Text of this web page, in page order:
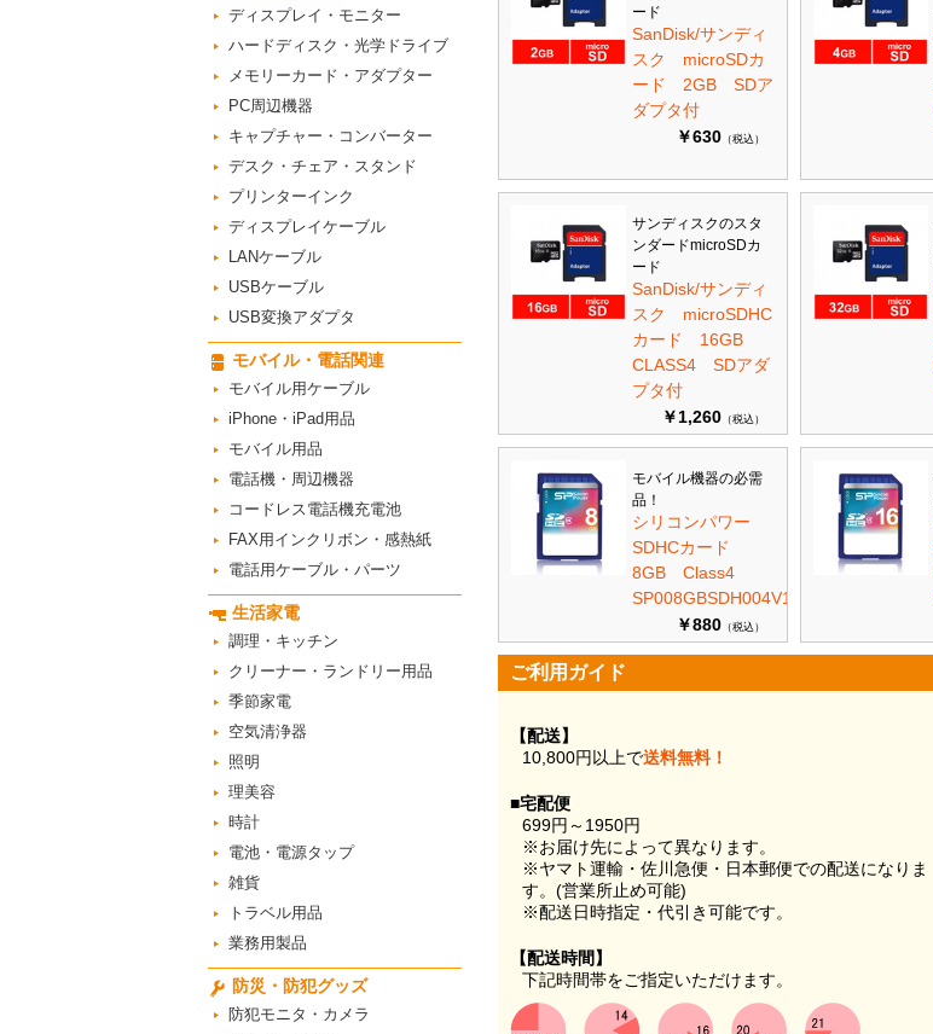
ディスプレイ・モニター
ハードディスク・光学ドライブ
メモリーカード・アダプター
PC周辺機器
キャプチャー・コンバーター
デスク・チェア・スタンド
プリンターインク
ディスプレイケーブル
LANケーブル
USBケーブル
USB変換アダプタ
モバイル・電話関連
モバイル用ケーブル
iPhone・iPad用品
モバイル用品
電話機・周辺機器
コードレス電話機充電池
FAX用インクリボン・感熱紙
電話用ケーブル・パーツ
生活家電
調理・キッチン
クリーナー・ランドリー用品
季節家電
空気清浄器
照明
理美容
時計
電池・電源タップ
雑貨
トラベル用品
業務用製品
防災・防犯グッズ
防犯モニタ・カメラ
ード
SanDisk/サンディ
スク microSDカ
ード 2GB SDア
ダプタ付
￥630 （税込）
サンディスクのスタ
ンダードmicroSDカ
ード
SanDisk/サンディ
スク microSDHC
カード 16GB
CLASS4 SDアダ
プタ付
￥1,260 （税込）
モバイル機器の必需
品！
シリコンパワー
SDHCカード
8GB Class4
SP008GBSDH004V10
￥880 （税込）
ご利用ガイド
【配送】
10,800円以上で送料無料！
■宅配便
699円～1950円
※お届け先によって異なります。
※ヤマト運輸・佐川急便・日本郵便での配送になりま
す。(営業所止め可能)
※配送日時指定・代引き可能です。
【配送時間】
下記時間帯をご指定いただけます。